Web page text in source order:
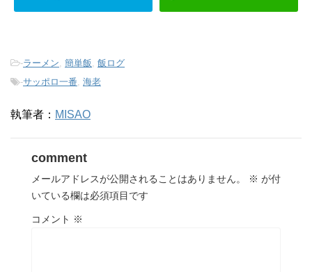
-ラーメン 簡単飯 飯ログ
-サッポロ一番 海老
執筆者： MISAO
comment
メールアドレスが公開されることはありません。 ※ が付
いている欄は必須項目です
コメント ※